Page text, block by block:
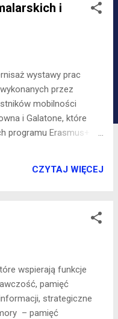
i
wystawy prac
przez
mobilności
i Galatone, które
programu Erasmus+
oraz Ipso
28 maja 2025, o
amžiaus
marzec 2025 Ipso
Galatone maj 2025
CZYTAJ WIĘCEJ
wspierają funkcje
pamięć
strategiczne
– pamięć